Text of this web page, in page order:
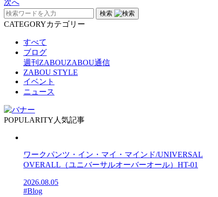
次へ
検索
CATEGORYカテゴリー
すべて
ブログ
週刊ZABOUZABOU通信
ZABOU STYLE
イベント
ニュース
POPULARITY 人気記事
ワークパンツ・イン・マイ・マインド/UNIVERSAL
OVERALL（ユニバーサルオーバーオール）HT-01
2026.08.05
#Blog